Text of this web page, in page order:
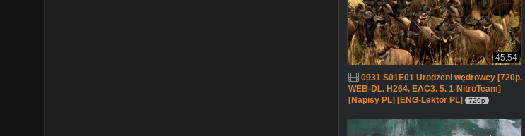
45:54
0931 S01E01 Urodzeni wędrowcy [720p.
WEB-DL. H264. EAC3. 5. 1-NitroTeam]
[Napisy PL] [ENG-Lektor PL]
720p